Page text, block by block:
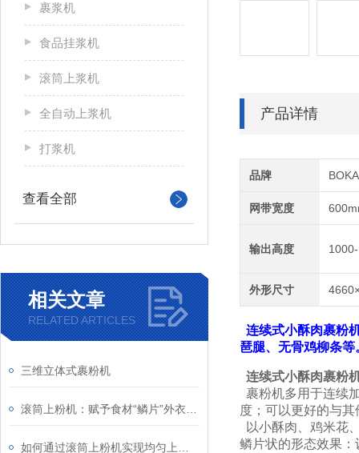
裹浆机
食品挂浆机
滚筒上浆机
全自动上浆机
打浆机
查看全部
相关文章
RELATED ARTICLES
三维立体式裹粉机
产品详情
品牌
网带宽度
输出高度
外形尺寸
连续式小酥肉裹粉
琶腿、无骨鸡柳条等
连续式小酥肉裹粉
裹粉机多用于连续
度；可以更好的与
以小酥肉、鸡米花
鳞片状的形态效果：